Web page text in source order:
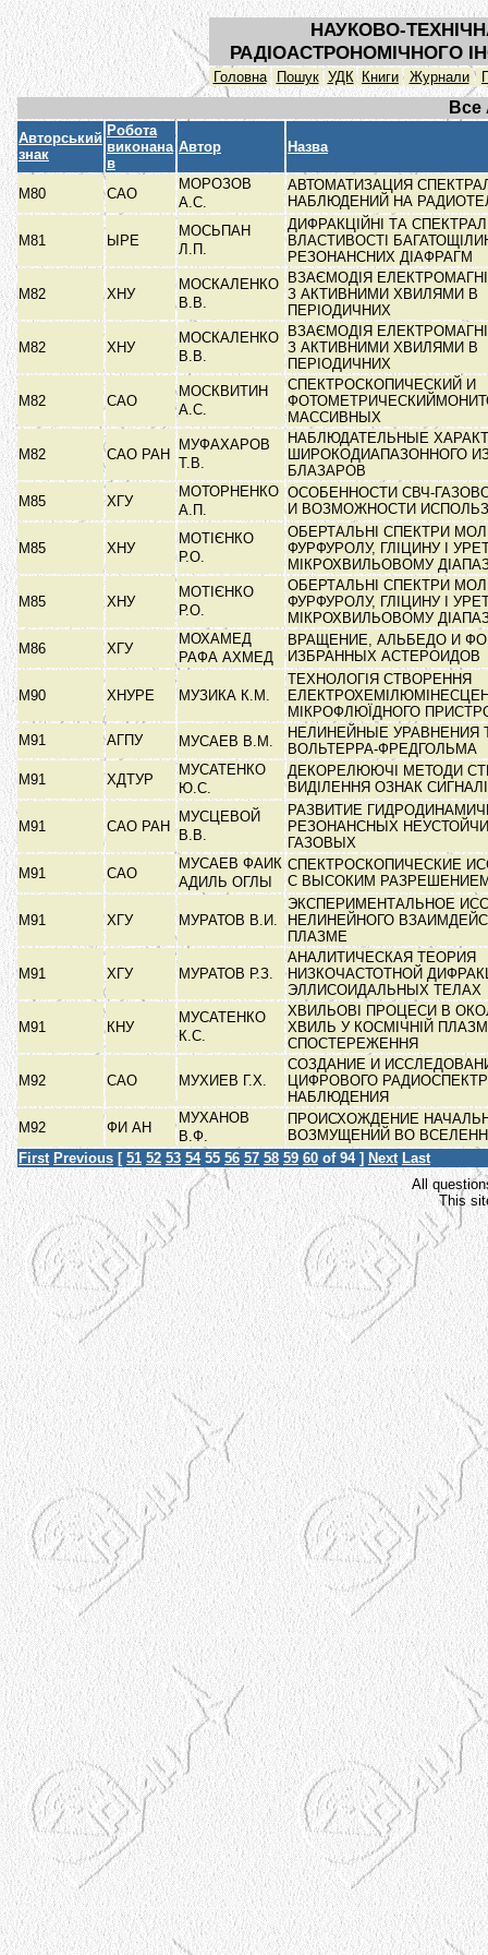
НАУКОВО-
РАДІОАСТРОНОМІЧНОГО
Головна Пошук УДК Книги Журнали
Все
Авторський
знак
Робота
виконана
в
Автор Назва
М80 САО
МОРОЗОВ
А.С.
АВТОМАТИЗАЦИЯ
НАБЛЮДЕНИЙ НА
М81 ЫРЕ
МОСЬПАН
Л.П.
ДИФРАКЦІЙНІ ТА
ВЛАСТИВОСТІ
РЕЗОНАНСНИХ ДІАФРАГМ
М82 ХНУ
МОСКАЛЕНКО
В.В.
ВЗАЄМОДІЯ
З АКТИВНИМИ ХВИЛЯМИ В
ПЕРІОДИЧНИХ
М82 ХНУ
МОСКАЛЕНКО
В.В.
ВЗАЄМОДІЯ
З АКТИВНИМИ ХВИЛЯМИ В
ПЕРІОДИЧНИХ
М82 САО
МОСКВИТИН
А.С.
СПЕКТРОСКОПИЧЕСКИЙ И
МАССИВНЫХ
М82 САО РАН
МУФАХАРОВ
Т.В.
НАБЛЮДАТЕЛЬНЫЕ
ШИРОКОДИАПАЗОННОГО
БЛАЗАРОВ
М85
ХГУ
МОТОРНЕНКО
А.П.
ОСОБЕННОСТИ СВЧ-
И ВОЗМОЖНОСТИ
М85 ХНУ
МОТІЄНКО
Р.О.
ОБЕРТАЛЬНІ СПЕКТРИ
ФУРФУРОЛУ, ГЛІЦИНУ І
МІКРОХВИЛЬОВОМУ
М85 ХНУ
МОТІЄНКО
Р.О.
ОБЕРТАЛЬНІ СПЕКТРИ
ФУРФУРОЛУ, ГЛІЦИНУ І
МІКРОХВИЛЬОВОМУ
М86
ХГУ
МОХАМЕД
РАФА АХМЕД
ВРАЩЕНИЕ, АЛЬБЕДО И
ИЗБРАННЫХ АСТЕРОИДОВ
М90 ХНУРЕ МУЗИКА К.М.
ТЕХНОЛОГІЯ СТВОРЕННЯ
МІКРОФЛЮЇДНОГО
М91
АГПУ МУСАЕВ В.М.
НЕЛИНЕЙНЫЕ УРАВНЕНИЯ
ВОЛЬТЕРРА-ФРЕДГОЛЬМА
М91
ХДТУР
МУСАТЕНКО
Ю.С.
ДЕКОРЕЛЮЮЧІ МЕТОДИ
ВИДІЛЕННЯ ОЗНАК
М91 САО РАН
МУСЦЕВОЙ
В.В.
РАЗВИТИЕ
РЕЗОНАНСНЫХ
ГАЗОВЫХ
М91
САО
МУСАЕВ ФАИК
АДИЛЬ ОГЛЫ
СПЕКТРОСКОПИЧЕСКИЕ
С ВЫСОКИМ
М91 ХГУ МУРАТОВ В.И.
ЭКСПЕРИМЕНТАЛЬНОЕ
НЕЛИНЕЙНОГО
ПЛАЗМЕ
М91 ХГУ МУРАТОВ Р.З.
АНАЛИТИЧЕСКАЯ ТЕОРИЯ
НИЗКОЧАСТОТНОЙ
ЭЛЛИСОИДАЛЬНЫХ ТЕЛАХ
М91 КНУ
МУСАТЕНКО
К.С.
ХВИЛЬОВІ ПРОЦЕСИ В
ХВИЛЬ У КОСМІЧНІЙ
СПОСТЕРЕЖЕННЯ
М92 САО МУХИЕВ Г.Х.
СОЗДАНИЕ И
ЦИФРОВОГО
НАБЛЮДЕНИЯ
М92
ФИ АН
МУХАНОВ
В.Ф.
ПРОИСХОЖДЕНИЕ
ВОЗМУЩЕНИЙ ВО
First Previous [ 51 52 53 54 55 56 57 58 59 60 of 94 ] Next Last
All
This